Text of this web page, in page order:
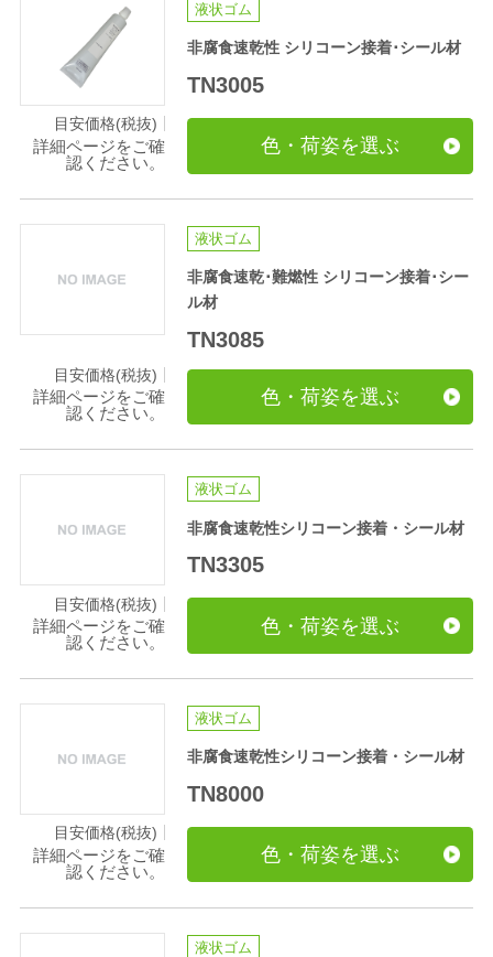
液状ゴム
非腐食速乾性 シリコーン接着･シール材
TN3005
目安価格(税抜)
詳細ページをご確
認ください。
色・荷姿を選ぶ
液状ゴム
非腐食速乾･難燃性 シリコーン接着･シー
ル材
TN3085
目安価格(税抜)
詳細ページをご確
認ください。
色・荷姿を選ぶ
液状ゴム
非腐食速乾性シリコーン接着・シール材
TN3305
目安価格(税抜)
詳細ページをご確
認ください。
色・荷姿を選ぶ
液状ゴム
非腐食速乾性シリコーン接着・シール材
TN8000
目安価格(税抜)
詳細ページをご確
認ください。
色・荷姿を選ぶ
液状ゴム